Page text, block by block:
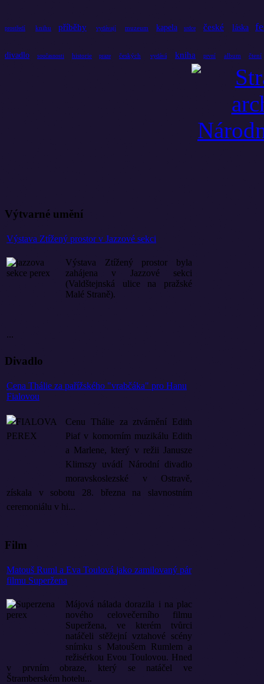
prostředí knihu příběhy vydávají muzeum kapela srdce české láska
divadlo současnosti historie praze českých vydává kniha první album čtení
Výtvarné umění
Výstava Ztížený prostor v Jazzové sekci
Výstava Ztížený prostor byla
zahájena v Jazzové sekci
(Valdštejnská ulice na pražské
Malé Straně).
...
Divadlo
Cena Thálie za pařížského "vrabčáka" pro Hanu
Fialovou
Cenu Thálie za ztvárnění Edith
Piaf v komorním muzikálu Edith
a Marlene, který v režii Janusze
Klimszy uvádí Národní divadlo
moravskoslezské v Ostravě,
získala v sobotu 28. března na slavnostním
ceremoniálu v hi...
Film
Matouš Ruml a Eva Toulová jako zamilovaný pár
filmu Superžena
Májová nálada dorazila i na plac
nového celovečerního filmu
Superžena, ve kterém tvůrci
natáčeli stěžejní vztahové scény
snímku s Matoušem Rumlem a
režisérkou Evou Toulovou. Hned
v prvním obraze, který se natáčel ve
Štramberském hotelu...